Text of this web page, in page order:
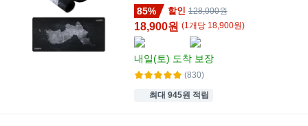
85%
할인 128,000원
18,900원 (1 개당 18,900원)
내일(토) 도착 보장
(830)
최대 945원 적립